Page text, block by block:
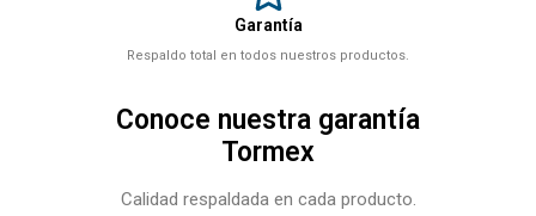
Garantía
Respaldo total en todos nuestros productos.
Conoce nuestra garantía
Tormex
Calidad respaldada en cada producto.